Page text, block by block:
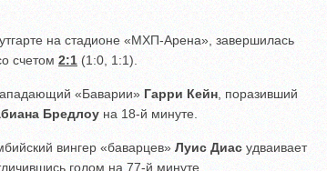
на стадионе «МХП-Арена», завершилась
счетом 2:1 (1:0, 1:1).
«Баварии» Гарри Кейн , поразивший
Бредлоу на 18-й минуте.
вингер «баварцев» Луис Диас удваивает
голом на 77-й минуте.